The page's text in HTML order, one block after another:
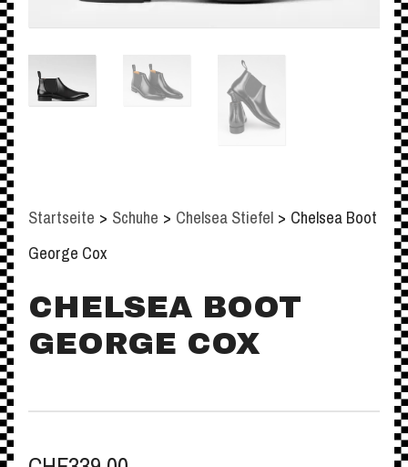
Startseite > Schuhe > Chelsea Stiefel > Chelsea Boot
George Cox
CHELSEA BOOT
GEORGE COX